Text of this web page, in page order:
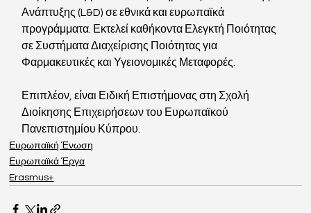
Ανάπτυξης (L&D) σε εθνικά και ευρωπαϊκά
προγράμματα. Εκτελεί καθήκοντα Ελεγκτή Ποιότητας
σε Συστήματα Διαχείρισης Ποιότητας για
Φαρμακευτικές και Υγειονομικές Μεταφορές.
Επιπλέον, είναι Ειδική Επιστήμονας στη Σχολή
Διοίκησης Επιχειρήσεων του Ευρωπαϊκού
Πανεπιστημίου Κύπρου.
Ευρωπαϊκή Ένωση
Ευρωπαϊκά Έργα
Erasmus+